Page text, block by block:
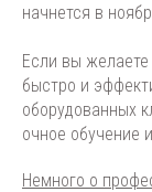
начнется в
Если вы
быстро и
оборудованных
очное обучение
Немного о